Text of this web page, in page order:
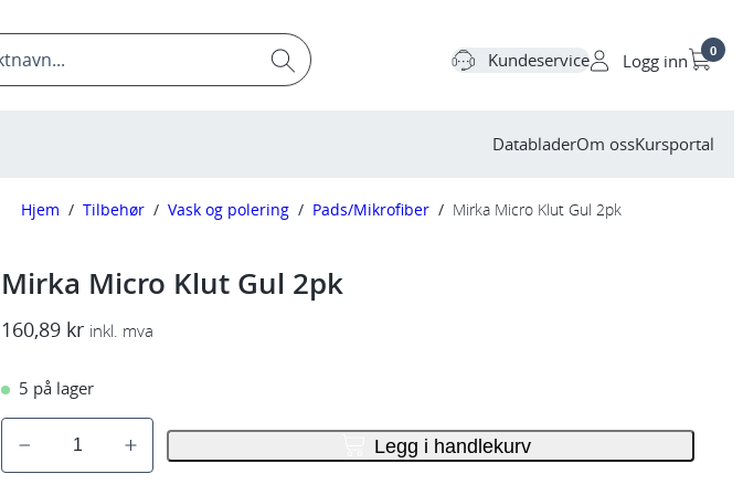
Kundeservice Logg inn 0
DatabladerOm ossKursportal
Hjem / Tilbehør / Vask og polering / Pads/Mikrofiber / Mirka Micro Klut Gul 2pk
Mirka Micro Klut Gul 2pk
160,89 kr inkl. mva
5 på lager
i
Legg i handlekurv